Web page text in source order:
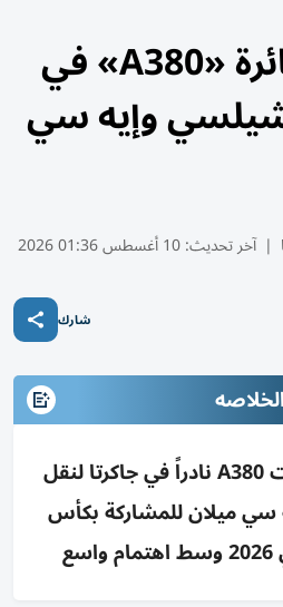
هبوط نادر لطائرة «A380» في
وإيه سي
| آخر تحديث:10 أغسطس 01:36 2026
شارك
الخلاصه
هبطت طائرة الإمارات A380 نادراً في جاكرتا لنقل
ميلان للمشاركة بكأس